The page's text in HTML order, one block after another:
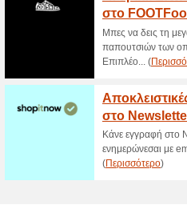
58%
Κάνε
προσφορές!.
Δωρεάν